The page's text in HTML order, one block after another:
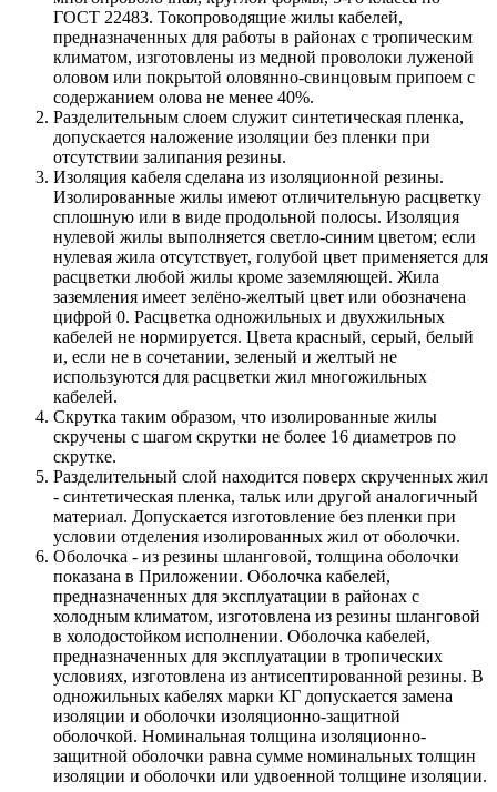
ГОСТ 22483. Токопроводящие жилы кабелей,
предназначенных для работы в районах с тропическим
климатом, изготовлены из медной проволоки луженой
оловом или покрытой оловянно-свинцовым припоем с
содержанием олова не менее 40%.
Разделительным слоем служит синтетическая пленка,
допускается наложение изоляции без пленки при
отсутствии залипания резины.
Изоляция кабеля сделана из изоляционной резины.
Изолированные жилы имеют отличительную расцветку
сплошную или в виде продольной полосы. Изоляция
нулевой жилы выполняется светло-синим цветом; если
нулевая жила отсутствует, голубой цвет применяется для
расцветки любой жилы кроме заземляющей. Жила
заземления имеет зелёно-желтый цвет или обозначена
цифрой 0. Расцветка одножильных и двухжильных
кабелей не нормируется. Цвета красный, серый, белый
и, если не в сочетании, зеленый и желтый не
используются для расцветки жил многожильных
кабелей.
Скрутка таким образом, что изолированные жилы
скручены с шагом скрутки не более 16 диаметров по
скрутке.
Разделительный слой находится поверх скрученных жил
- синтетическая пленка, тальк или другой аналогичный
материал. Допускается изготовление без пленки при
условии отделения изолированных жил от оболочки.
Оболочка - из резины шланговой, толщина оболочки
показана в Приложении. Оболочка кабелей,
предназначенных для эксплуатации в районах с
холодным климатом, изготовлена из резины шланговой
в холодостойком исполнении. Оболочка кабелей,
предназначенных для эксплуатации в тропических
условиях, изготовлена из антисептированной резины. В
одножильных кабелях марки КГ допускается замена
изоляции и оболочки изоляционно-защитной
оболочкой. Номинальная толщина изоляционно-
защитной оболочки равна сумме номинальных толщин
изоляции и оболочки или удвоенной толщине изоляции.